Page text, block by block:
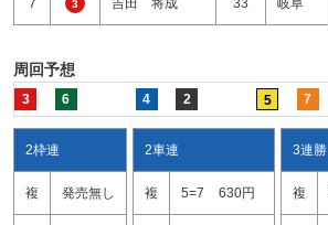
3
周回予想
3 6 4 2 5 7
2枠連
複 発売無し
2車連
複 5=7 630円
3連勝
複